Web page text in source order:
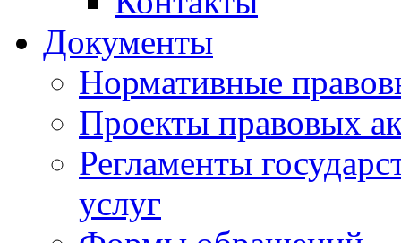
Документы
Нормативные
Проекты правовых
Регламенты
услуг